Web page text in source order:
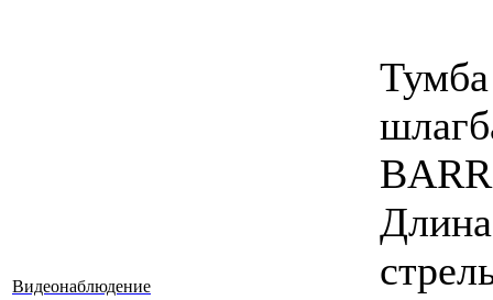
Видеонаблюдение